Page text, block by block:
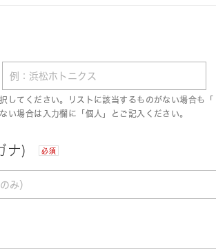
してください。リストに該当するものがない場合も
い場合は入力欄に「個人」とご記入ください。
ナ) 必須